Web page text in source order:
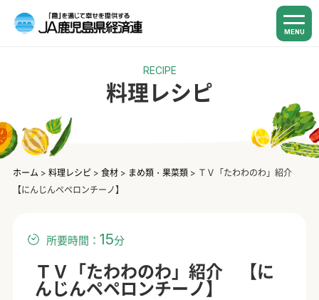
MENU
RECIPE
料理レシピ
ホーム > 料理レシピ> 食材> まめ類・果菜類> ＴＶ「たわわのわ」紹介
【にんじんペペロンチーノ】
所要時間： 15分
ＴＶ「たわわのわ」紹介 【に
んじんペペロンチーノ】